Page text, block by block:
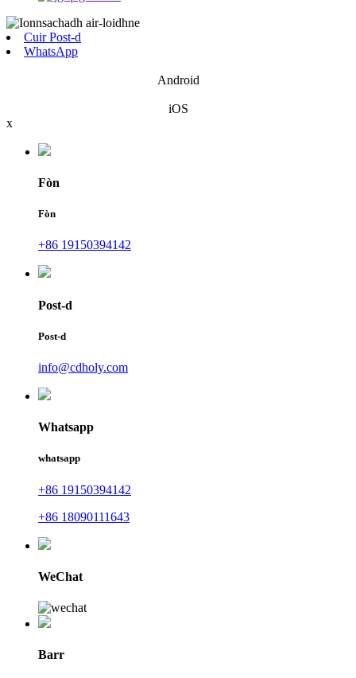
Cuir Post-d
WhatsApp
Android
iOS
x
Fòn
Fòn
+86 19150394142
Post-d
Post-d
info@cdholy.com
Whatsapp
whatsapp
+86 19150394142
+86 18090111643
WeChat
Barr